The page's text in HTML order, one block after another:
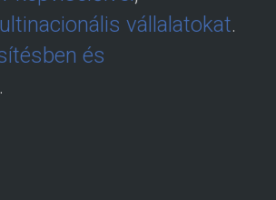
vállalatokat.
és
.